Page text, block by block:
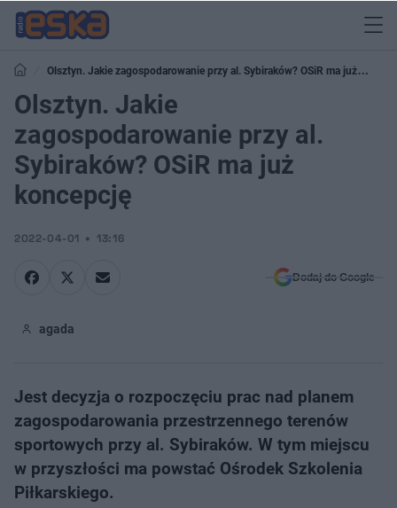
Olsztyn. Jakie zagospodarowanie przy al. Sybiraków? OSiR ma już
koncepcję
Olsztyn. Jakie
zagospodarowanie przy al.
Sybiraków? OSiR ma już
koncepcję
2022-04-01 13:16
Dodaj do Google
agada
Jest decyzja o rozpoczęciu prac nad planem
zagospodarowania przestrzennego terenów
sportowych przy al. Sybiraków. W tym miejscu
w przyszłości ma powstać Ośrodek Szkolenia
Piłkarskiego.